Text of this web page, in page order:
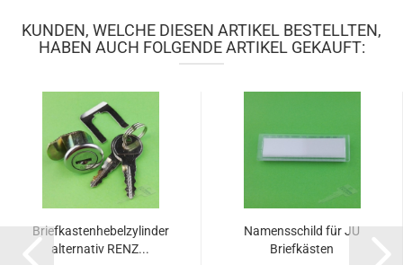
KUNDEN, WELCHE DIESEN ARTIKEL BESTELLTEN,
HABEN AUCH FOLGENDE ARTIKEL GEKAUFT:
Briefkastenhebelzylinder
alternativ RENZ...
Namensschild für JU
Briefkästen